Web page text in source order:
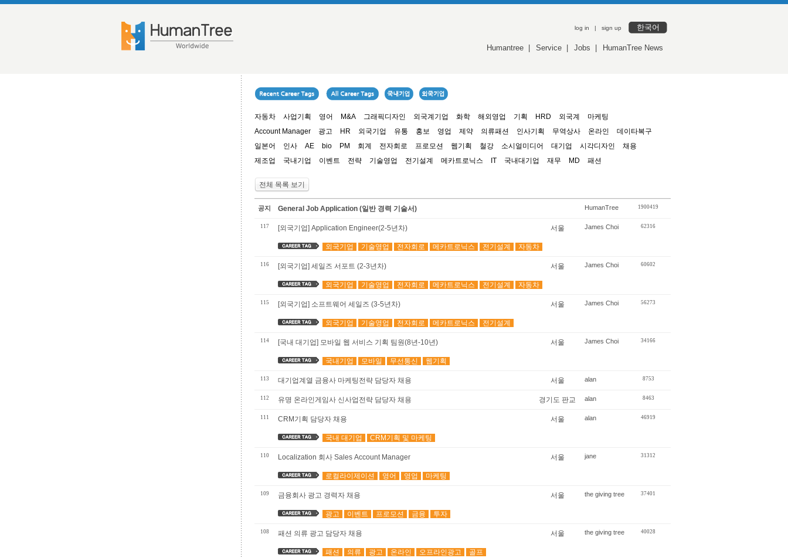
log in | sign up 한국어
Humantree Service Jobs HumanTree News
자동차 사업기획 영어 M&A 그래픽디자인 외국계기업 화학 해외영업 기획 HRD 외국계
마케팅
Account Manager
광고 HR 외국기업 유통 홍보 영업 제약 의류패션 인사기획 무역상사 온라인
데이타복구
일본어
인사 AE bio PM 회계 전자회로 프로모션 웹기획 철강 소시얼미디어 대기업 시각디자인
채용
제조업
국내기업 이벤트 전략 기술영업 전기설계 메카트로닉스 IT 국내대기업 재무 MD 패션
전체 목록 보기
공지 General Job Application (일반 경력 기술서) HumanTree 1900419
117 [외국기업] Application Engineer(2-5년차) 서울 James Choi 62316
외국기업 기술영업 전자회로 메카트로닉스 전기설계 자동차
116 [외국기업] 세일즈 서포트 (2-3년차) 서울 James Choi 60602
외국기업 기술영업 전자회로 메카트로닉스 전기설계 자동차
115 [외국기업] 소프트웨어 세일즈 (3-5년차) 서울 James Choi 56273
외국기업 기술영업 전자회로 메카트로닉스 전기설계
114 [국내 대기업] 모바일 웹 서비스 기획 팀원(8년-10년) 서울 James Choi 34166
국내기업 모바일 무선통신 웹기획
113 대기업계열 금융사 마케팅전략 담당자 채용 서울 alan 8753
112 유명 온라인게임사 신사업전략 담당자 채용 경기도 판교 alan 8463
111 CRM기획 담당자 채용 서울 alan 46919
국내 대기업 CRM기획 및 마케팅
110 Localization 회사 Sales Account Manager 서울 jane 31312
로컬라이제이션 영어 영업 마케팅
109 금융회사 광고 경력자 채용 서울 the giving tree 37401
광고 이벤트 프로모션 금융 투자
108 패션 의류 광고 담당자 채용 서울 the giving tree 40028
패션 의류 광고 온라인 오프라인광고 골프